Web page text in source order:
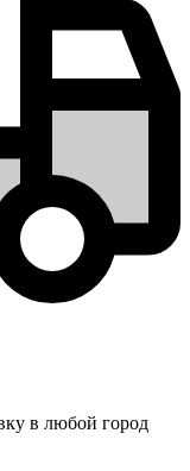
в любой город